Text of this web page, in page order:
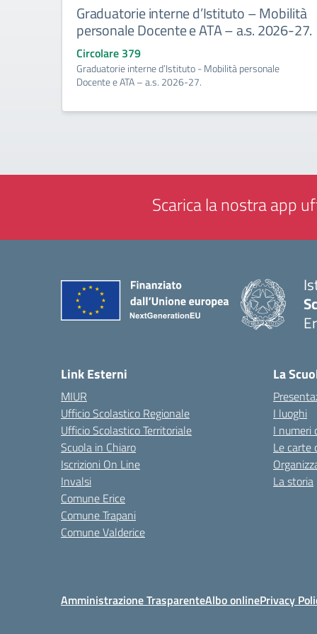
Graduatorie interne d’Istituto – Mobilità
personale Docente e ATA – a.s. 2026-27.
Circolare 379
Graduatorie interne d’Istituto - Mobilità personale
Docente e ATA – a.s. 2026-27.
Scarica la nostra app
Link Esterni
MIUR
Ufficio Scolastico Regionale
Ufficio Scolastico Territoriale
Scuola in Chiaro
Iscrizioni On Line
Invalsi
Comune Erice
Comune Trapani
Comune Valderice
La
I luoghi
I numeri
Le carte
La storia
Amministrazione TrasparenteAlbo onlinePrivacy